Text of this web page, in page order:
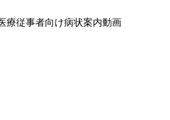
療従事者向け病状案内動画